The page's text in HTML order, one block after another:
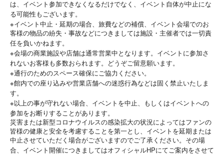
は、イベント参加できなくなるだけでなく、イベント自体が中止にな
る可能性もございます。
※イベント中止・延期の場合、旅費などの補償、イベント会場でのお
客様の物品の紛失・事故などにつきましては施設・主催者では一切責
任を負いかねます。
※会場の商業施設や店舗は通常営業中となります。イベントに参加さ
れないお客様も多数おられます。どうぞご留意願います。
※通行のためのスペース確保にご協力ください。
※館内での座り込みや営業店舗への迷惑行為などは固く禁止いたしま
す。
※ 以上の事が守れない場合、イベントを中止、もしくはイベントへの
参加をお断りすることがあります。
災害または新型コロナウイルスの感染拡大の状況によってはファンの
皆様の健康と安全を考慮することを第一とし、イベントを延期または
中止させていただく場合がございますのでご了承ください。その場
合、イベント開催につきましてはオフィシャルHPにてご案内をさせて